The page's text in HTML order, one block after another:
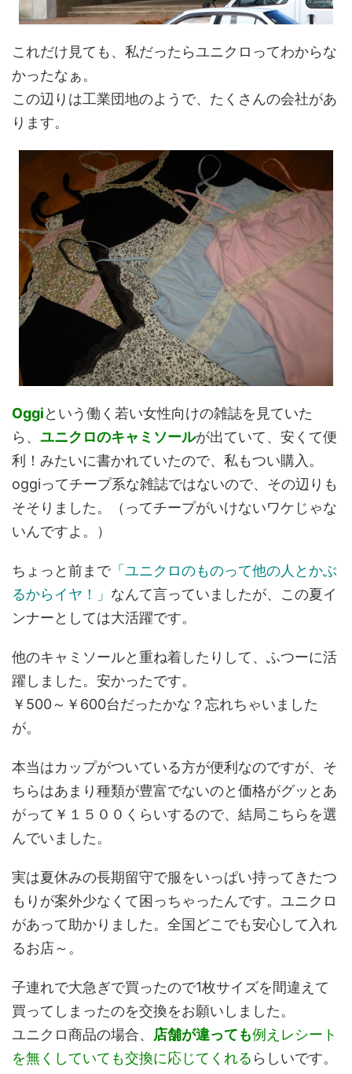
これだけ見ても、私だったらユニクロってわからな
かったなぁ。
この辺りは工業団地のようで、たくさんの会社があ
ります。
Oggiという働く若い女性向けの雑誌を見ていた
ら、 ユニクロのキャミソールが出ていて、安くて便
利！みたいに書かれていたので、私もつい購入。
oggiってチープ系な雑誌ではないので、その辺りも
そそりました。（ってチープがいけないワケじゃな
いんですよ。）
ちょっと前まで「ユニクロのものって他の人とかぶ
るからイヤ！」 なんて言っていましたが、この夏イ
ンナーとしては大活躍です。
他のキャミソールと重ね着したりして、ふつーに活
躍しました。安かったです。
￥500～￥600台だったかな？忘れちゃいました
が。
本当はカップがついている方が便利なのですが、そ
ちらはあまり種類が豊富でないのと価格がグッとあ
がって￥１５００くらいするので、結局こちらを選
んでいました。
実は夏休みの長期留守で服をいっぱい持ってきたつ
もりが案外少なくて困っちゃったんです。ユニクロ
があって助かりました。全国どこでも安心して入れ
るお店～。
子連れで大急ぎで買ったので1枚サイズを間違えて
買ってしまったのを交換をお願いしました。
ユニクロ商品の場合、 店舗が違っても例えレシート
を無くしていても交換に応じてくれる らしいです。